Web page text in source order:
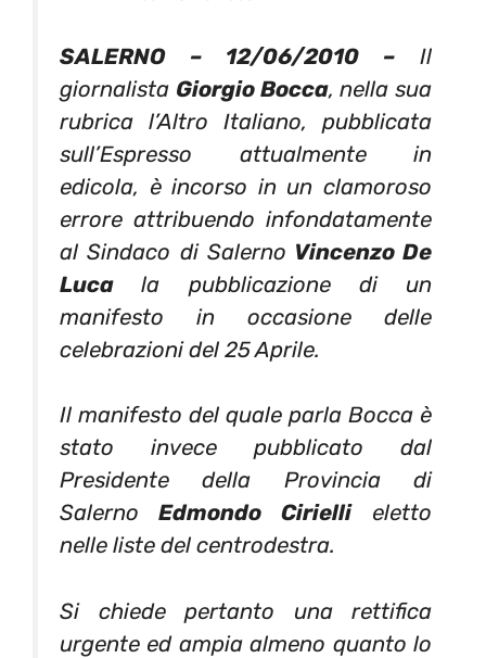
SALERNO – 12/06/2010 – Il
giornalista Giorgio Bocca, nella sua
rubrica l’Altro Italiano, pubblicata
sull’Espresso attualmente in
edicola, è incorso in un clamoroso
errore attribuendo infondatamente
al Sindaco di Salerno Vincenzo De
Lucala pubblicazione di un
manifesto in occasione delle
celebrazioni del 25 Aprile.
Il manifesto del quale parla Bocca è
stato invece pubblicato dal
Presidente della Provincia di
Salerno Edmondo Ciriellieletto
nelle liste del centrodestra.
Si chiede pertanto una rettifica
urgente ed ampia almeno quanto lo